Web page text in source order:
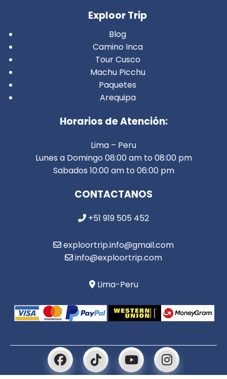
Exploor Trip
Blog
Camino Inca
Tour Cusco
Machu Picchu
Paquetes
Arequipa
Horarios de Atención:
Lima – Peru
Lunes a Domingo 08:00 am to 08:00 pm
Sabados 10:00 am to 06:00 pm
CONTACTANOS
+51 919 505 452
exploortrip.info@gmail.com
info@exploortrip.com
Lima-Peru